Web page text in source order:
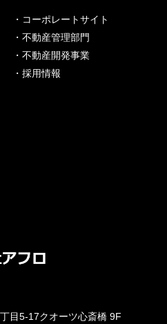
・コーポレートサイト
・不動産管理部門
・不動産開発事業
・採用情報
目5-17クオーツ心斎橋 9F